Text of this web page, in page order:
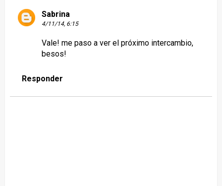
Sabrina
4/11/14, 6:15
Vale! me paso a ver el próximo intercambio,
besos!
Responder